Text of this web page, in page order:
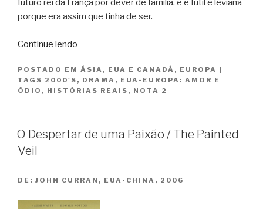
futuro rei da França por dever de família, e é fútil e leviana
porque era assim que tinha de ser.
Continue lendo
Marie
POSTADO EM ÁSIA , EUA E CANADÁ , EUROPA
TAGS 2000'S , DRAMA , EUA-EUROPA: AMOR E
ÓDIO , HISTÓRIAS REAIS , NOTA 2
O Despertar de uma Paixão / The Painted
Veil
DE: JOHN CURRAN, EUA-CHINA, 2006